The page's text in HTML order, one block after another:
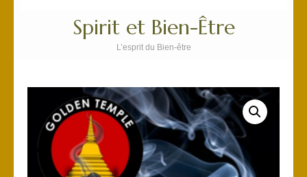
Spirit et Bien-Être
L’esprit du Bien-être